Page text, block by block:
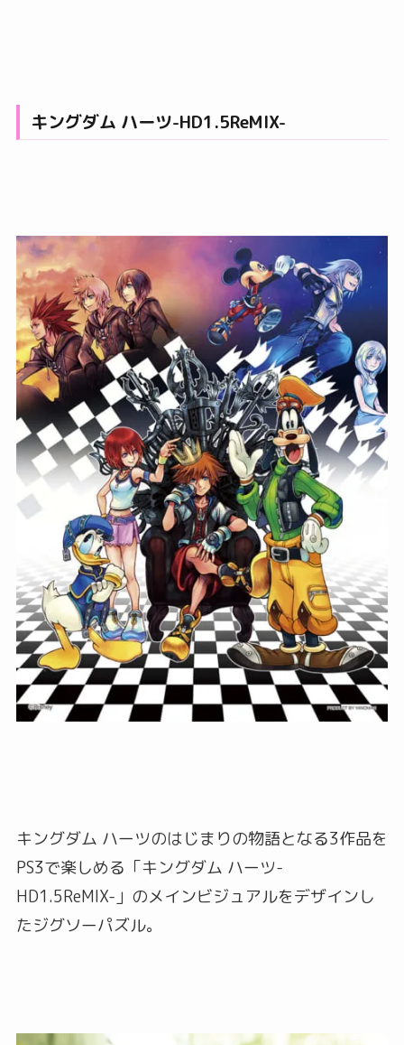
キングダム ハーツ-HD1.5ReMIX-
キングダム ハーツのはじまりの物語となる3作品を
PS3で楽しめる「キングダム ハーツ-
HD1.5ReMIX-」のメインビジュアルをデザインし
たジグソーパズル。